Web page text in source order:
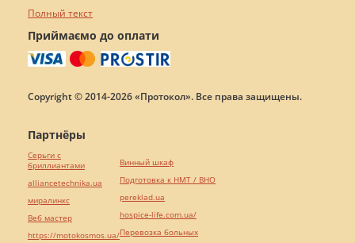
Полный текст
Приймаємо до оплати
Copyright © 2014-2026 «Протокол». Все права защищены.
Партнёры
Серьги с
бриллиантами
alliancetechnika.ua
миралинкс
Веб мастер
https://motokosmos.ua/
Винный шкаф
Подготовка к НМТ / ВНО
pereklad.ua
hospice-life.com.ua/
Перевозка больных